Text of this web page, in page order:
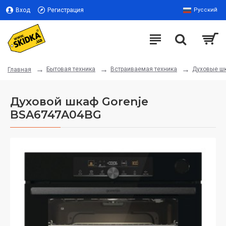
Вход Регистрация Русский
Главная Бытовая техника Встраиваемая техника Духовые
Духовой шкаф Gorenje
BSA6747A04BG